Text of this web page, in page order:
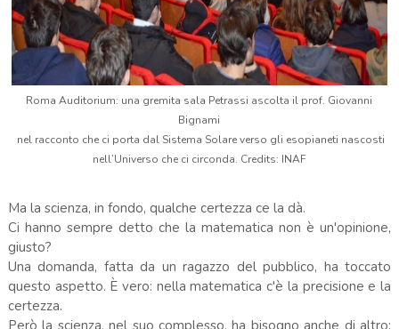
Roma Auditorium: una gremita sala Petrassi ascolta il prof. Giovanni
Bignami
nel racconto che ci porta dal Sistema Solare verso gli esopianeti nascosti
nell’Universo che ci circonda. Credits: INAF
Ma la scienza, in fondo, qualche certezza ce la dà.
Ci hanno sempre detto che la matematica non è un'opinione,
giusto?
Una domanda, fatta da un ragazzo del pubblico, ha toccato
questo aspetto. È vero: nella matematica c'è la precisione e la
certezza.